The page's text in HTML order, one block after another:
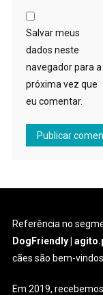
Salvar meus
dados neste
navegador para a
próxima vez que
eu comentar.
Referência no
DogFriendly |
cães são bem-
Em 2019,